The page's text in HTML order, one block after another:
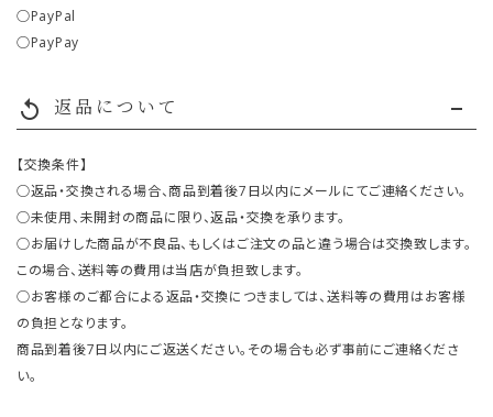
○PayPal
○PayPay
replay 返品について
【交換条件】
○返品・交換される場合、商品到着後7日以内にメールにてご連絡ください。
○未使用、未開封の商品に限り、返品・交換を承ります。
○お届けした商品が不良品、もしくはご注文の品と違う場合は交換致します。
この場合、送料等の費用は当店が負担致します。
○お客様のご都合による返品・交換につきましては、送料等の費用はお客様
の負担となります。
商品到着後7日以内にご返送ください。その場合も必ず事前にご連絡くださ
い。